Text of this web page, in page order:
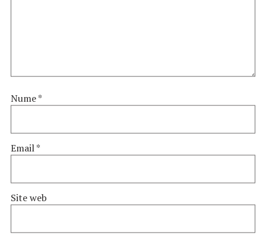
Nume*
Email*
Site web